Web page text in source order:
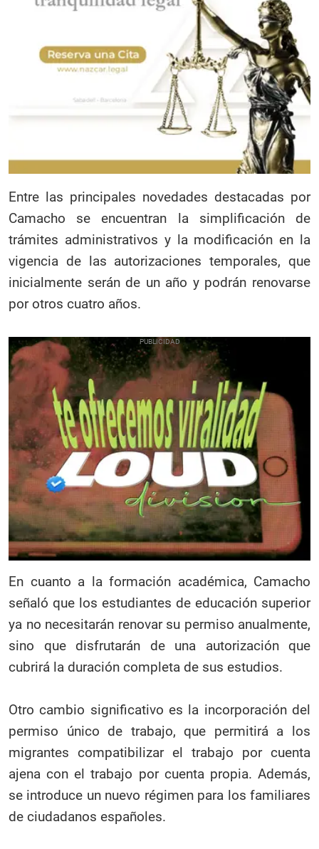
Entre las principales novedades destacadas por
Camacho se encuentran la simplificación de
trámites administrativos y la modificación en la
vigencia de las autorizaciones temporales, que
inicialmente serán de un año y podrán renovarse
por otros cuatro años.
En cuanto a la formación académica, Camacho
señaló que los estudiantes de educación superior
ya no necesitarán renovar su permiso anualmente,
sino que disfrutarán de una autorización que
cubrirá la duración completa de sus estudios.
Otro cambio significativo es la incorporación del
permiso único de trabajo, que permitirá a los
migrantes compatibilizar el trabajo por cuenta
ajena con el trabajo por cuenta propia. Además,
se introduce un nuevo régimen para los familiares
de ciudadanos españoles.